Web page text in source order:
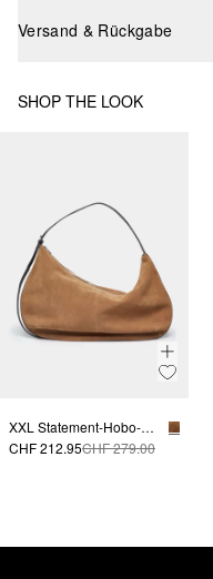
Versand & Rückgabe
SHOP THE LOOK
XXL Statement-Hobo-Bag aus weichem Veloursleder
CHF 212.95CHF 279.00